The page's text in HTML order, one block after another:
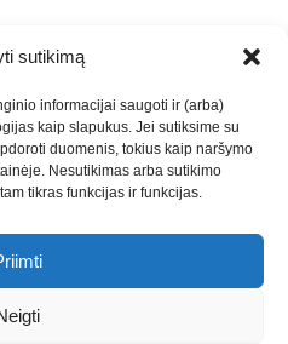
sutikimą
informacijai saugoti ir (arba)
kaip slapukus. Jei sutiksime su
duomenis, tokius kaip naršymo
Nesutikimas arba sutikimo
tikras funkcijas ir funkcijas.
turinio kūrimas,
į mūsų valdomas
Express News ByAdore
-Teisinės
Saulius Narbutas